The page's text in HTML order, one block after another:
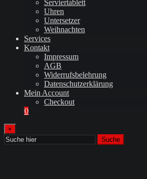
Serviertablett
Uhren
Untersetzer
Weihnachten
Services
Kontakt
Impressum
AGB
Widerrufsbelehrung
Datenschutzerklärung
Mein Account
Checkout
0
×
Suche